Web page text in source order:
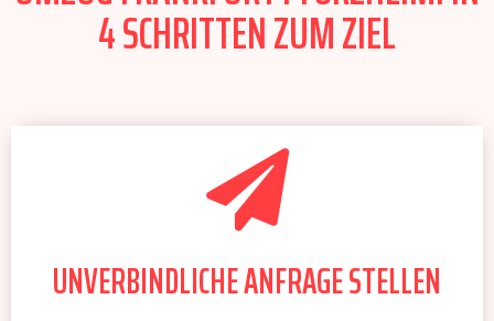
4 SCHRITTEN ZUM ZIEL
UNVERBINDLICHE ANFRAGE STELLEN